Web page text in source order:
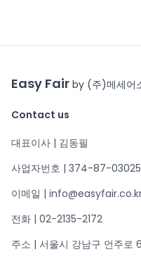
Easy Fair by (주)메세어
Contact us
대표이사 | 김동필
사업자번호 | 374-87-03025
이메일 |
전화 | 02-2135-2172
주소 | 서울시 강남구 언주로